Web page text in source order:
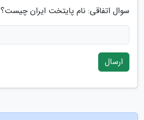
سوال اتفاقی: نام پایتخت ایران چیست؟
ارسال